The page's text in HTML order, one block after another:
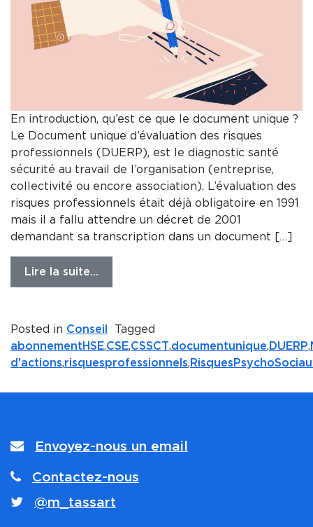
En introduction, qu’est ce que le document unique ?
Le Document unique d’évaluation des risques
professionnels (DUERP), est le diagnostic santé
sécurité au travail de l’organisation (entreprise,
collectivité ou encore association). L’évaluation des
risques professionnels était déjà obligatoire en 1991
mais il a fallu attendre un décret de 2001
demandant sa transcription dans un document […]
Lire la suite…
Posted in Conseil
Tagged
abonnementHSE,CSE,CSSCT,documentunique, DUERP,
d'actions,risquesprofessionnels,
Envoyez-nous un email
Contactez-nous
@m_tassart